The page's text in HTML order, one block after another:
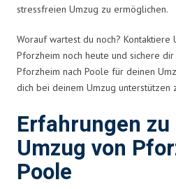
stressfreien Umzug zu ermöglichen.
Worauf wartest du noch? Kontaktiere
Pforzheim noch heute und sichere
Pforzheim nach Poole für deinen
dich bei deinem Umzug unterstützen
Erfahrungen
Umzug von
Poole